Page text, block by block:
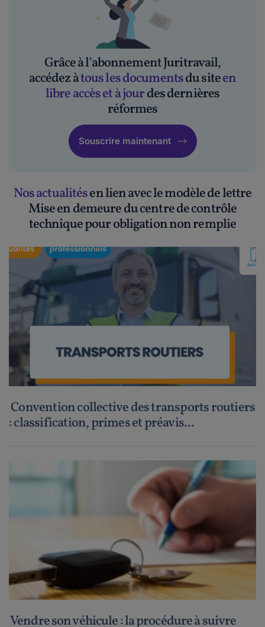
Grâce à l'abonnement Juritravail,
accédez àtous les documentsdu siteen
libre accès et à jourdes dernières
réformes
Souscrire maintenant
Nos actualitésen lien avec le modèle de lettre
Mise en demeure du centre de contrôle
technique pour obligation non remplie
Convention collective des transports routiers
: classification, primes et préavis...
Vendre son véhicule : la procédure à suivre